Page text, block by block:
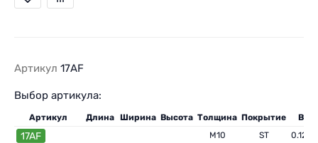
Артикул 17AF
Выбор артикула:
Артикул Длина Ширина Высота Толщина Покрытие Вес
17AF М10 ST 0.125